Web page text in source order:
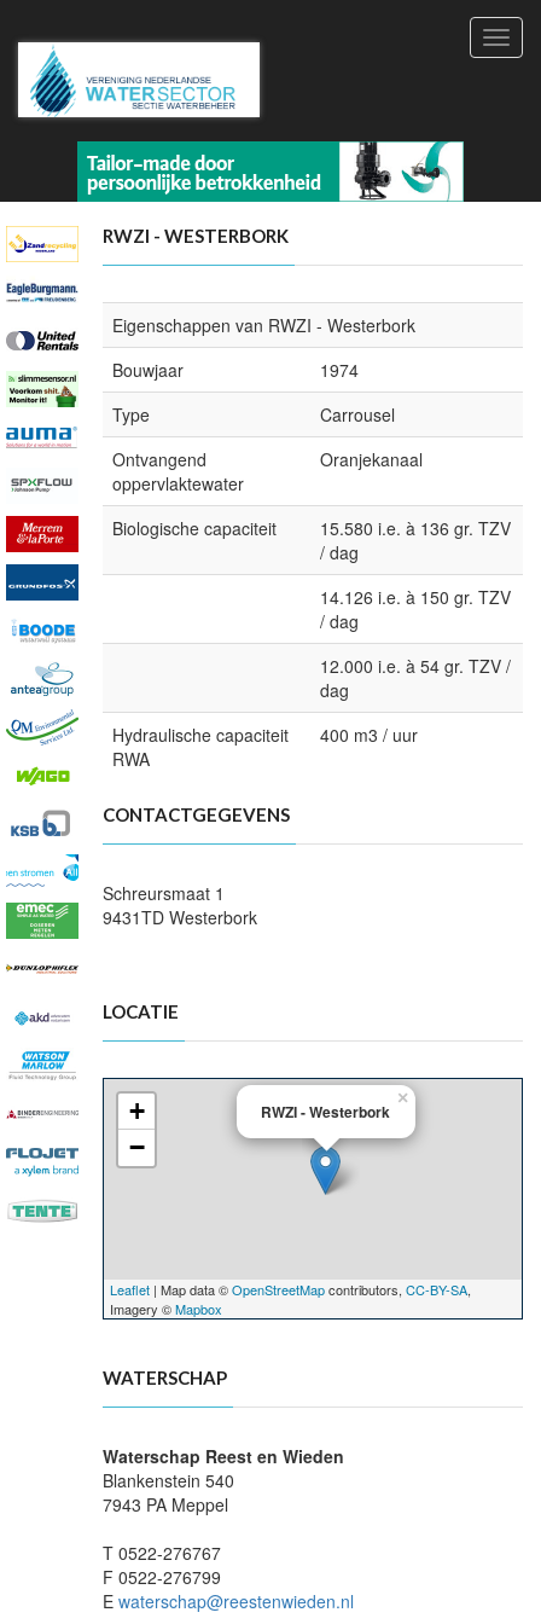
RWZI - WESTERBORK
Eigenschappen van RWZI - Westerbork
Bouwjaar
1974
Type
Carrousel
Ontvangend
oppervlaktewater
Oranjekanaal
Biologische capaciteit
15.580 i.e. à 136 gr. TZV
/ dag
14.126 i.e. à 150 gr. TZV
/ dag
12.000 i.e. à 54 gr. TZV /
dag
Hydraulische capaciteit
RWA
400 m3 / uur
CONTACTGEGEVENS
Schreursmaat 1
9431TD Westerbork
LOCATIE
RWZI - Westerbork
×
+
−
Leaflet | Map data ©OpenStreetMapcontributors, CC-BY-SA,
Imagery ©Mapbox
WATERSCHAP
Waterschap Reest en Wieden
Blankenstein 540
7943 PA Meppel
T 0522-276767
F 0522-276799
E waterschap@reestenwieden.nl